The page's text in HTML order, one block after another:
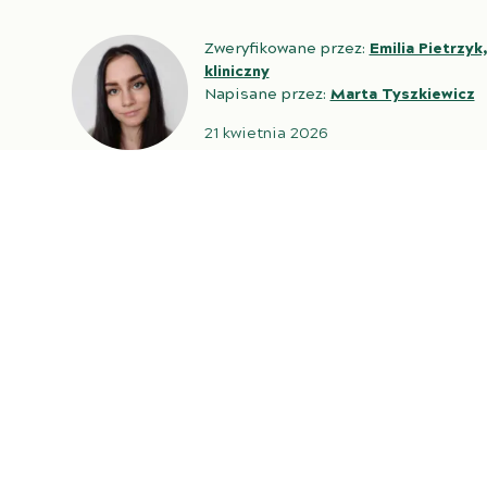
Zweryfikowane przez:Emilia
kliniczny
Napisane przez:Marta Tyszkiewicz
21 kwietnia 2026